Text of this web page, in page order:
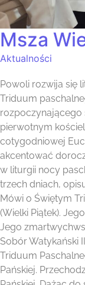
Msza
Aktualności
Powoli rozwija się
Triduum
rozpoczynającego
pierwotnym
cotygodniowej
akcentować
w liturgii nocy
trzech dniach,
Mówi o Świętym
(Wielki Piątek).
Jego
Sobór Watykański
Triduum
Pańskiej.